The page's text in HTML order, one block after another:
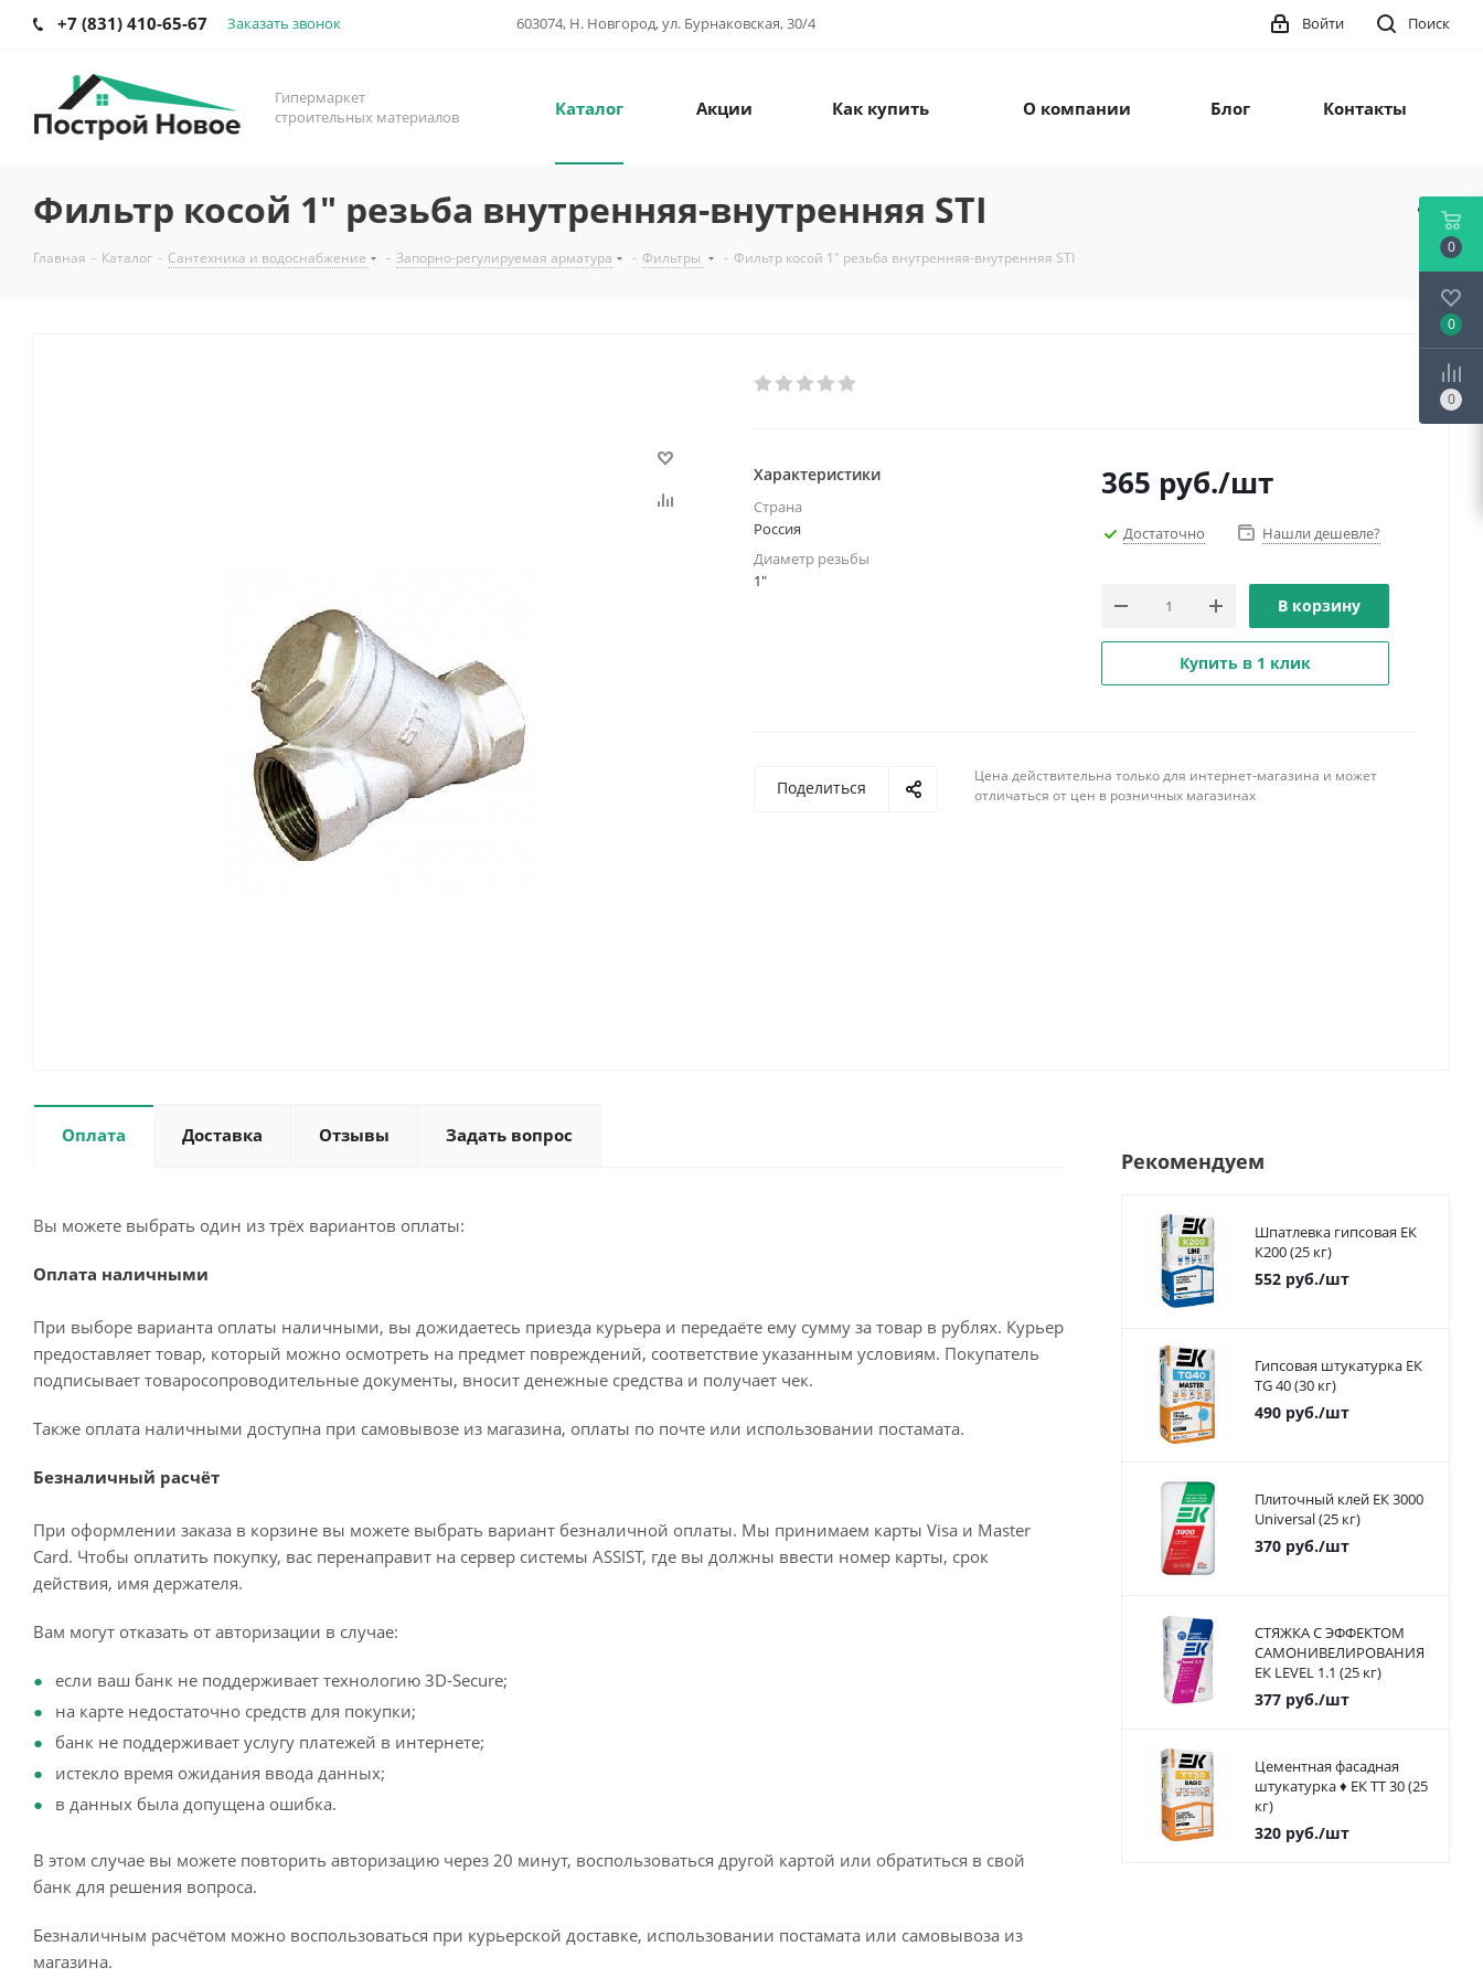
+7 (831) 410-65-67 Заказать звонок 603074, Н. Новгород, ул. Бурнаковская, 30/4 Поиск
Войти
Гипермаркет
строительных материалов
Каталог Акции Как купить О компании Блог Контакты
Фильтр косой 1" резьба внутренняя-внутренняя STI
Главная - Каталог - Сантехника и водоснабжение - Запорно-регулируемая арматура - Фильтры - Фильтр косой 1" резьба внутренняя-внутренняя STI
Характеристики
Страна
Россия
Диаметр резьбы
1"
365 руб./шт
Достаточно Нашли дешевле?
В корзину
Купить в 1 клик
Поделиться
Цена действительна только для интернет-магазина и может
отличаться от цен в розничных магазинах
Оплата Доставка Отзывы Задать вопрос
Вы можете выбрать один из трёх вариантов оплаты:
Оплата наличными
При выборе варианта оплаты наличными, вы дожидаетесь приезда курьера и передаёте ему сумму за товар в рублях. Курьер
предоставляет товар, который можно осмотреть на предмет повреждений, соответствие указанным условиям. Покупатель
подписывает товаросопроводительные документы, вносит денежные средства и получает чек.
Также оплата наличными доступна при самовывозе из магазина, оплаты по почте или использовании постамата.
Безналичный расчёт
При оформлении заказа в корзине вы можете выбрать вариант безналичной оплаты. Мы принимаем карты Visa и Master
Card. Чтобы оплатить покупку, вас перенаправит на сервер системы ASSIST, где вы должны ввести номер карты, срок
действия, имя держателя.
Вам могут отказать от авторизации в случае:
если ваш банк не поддерживает технологию 3D-Secure;
на карте недостаточно средств для покупки;
банк не поддерживает услугу платежей в интернете;
истекло время ожидания ввода данных;
в данных была допущена ошибка.
В этом случае вы можете повторить авторизацию через 20 минут, воспользоваться другой картой или обратиться в свой
банк для решения вопроса.
Безналичным расчётом можно воспользоваться при курьерской доставке, использовании постамата или самовывоза из
магазина.
Рекомендуем
Шпатлевка гипсовая ЕК
К200 (25 кг)
552руб./шт
Гипсовая штукатурка ЕК
TG 40 (30 кг)
490руб./шт
Плиточный клей ЕК 3000
Universal (25 кг)
370руб./шт
СТЯЖКА С ЭФФЕКТОМ
САМОНИВЕЛИРОВАНИЯ
ЕК LEVEL 1.1 (25 кг)
377руб./шт
Цементная фасадная
штукатурка ♦ ЕК ТТ 30 (25
кг)
320руб./шт
0
0
0